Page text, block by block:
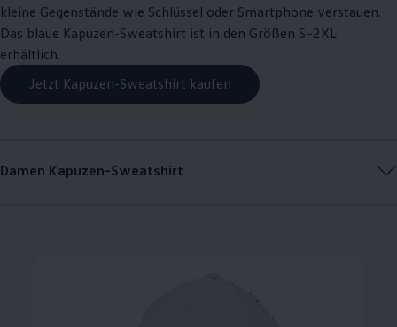
kleine Gegenstände wie Schlüssel oder Smartphone verstauen.
Das blaue Kapuzen-Sweatshirt ist in den Größen S–2XL
erhältlich.
Jetzt Kapuzen-Sweatshirt kaufen
Damen Kapuzen-Sweatshirt